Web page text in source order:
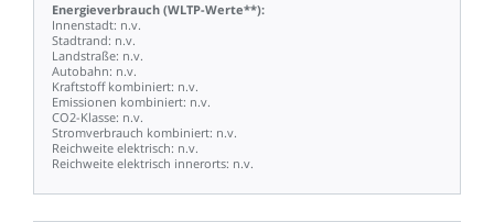
Energieverbrauch (WLTP-Werte**):
Innenstadt: n.v.
Stadtrand: n.v.
Landstraße: n.v.
Autobahn: n.v.
Kraftstoff kombiniert: n.v.
Emissionen kombiniert: n.v.
CO2-Klasse: n.v.
Stromverbrauch kombiniert: n.v.
Reichweite elektrisch: n.v.
Reichweite elektrisch innerorts: n.v.